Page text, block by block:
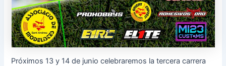
Próximos 13 y 14 de junio celebraremos la tercera carrera